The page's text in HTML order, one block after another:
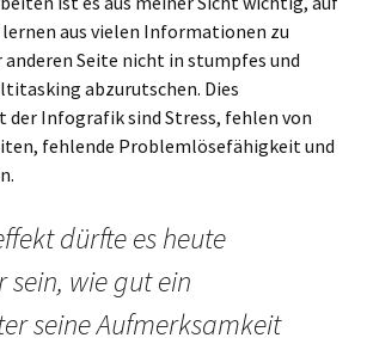
lernen aus vielen Informationen zu
Seite nicht in stumpfes und
abzurutschen. Dies
der Infografik sind Stress, fehlen von
fehlende Problemlösefähigkeit und
dürfte es heute
sein, wie gut ein
seine Aufmerksamkeit